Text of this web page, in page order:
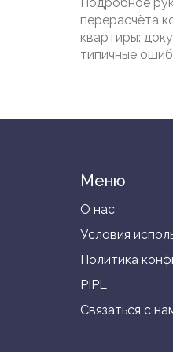
перерасчёта
квартиры:
типичные
Меню
О нас
Условия
Политика
PIPL
Связаться с